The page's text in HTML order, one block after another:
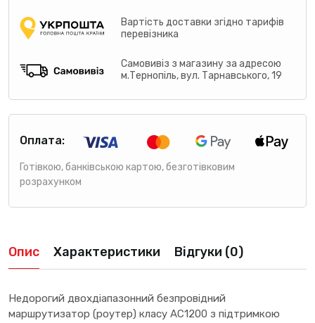
Вартість доставки згідно тарифів
перевізника
Самовивіз з магазину за адресою
м.Тернопіль, вул. Тарнавського, 19
Оплата:
Готівкою, банківською картою, безготівковим
розрахунком
Опис Характеристики Відгуки (0)
Недорогий двохдіапазонний безпровідний
маршрутизатор (роутер) класу АС1200 з підтримкою